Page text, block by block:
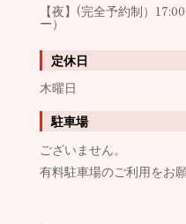
【夜】(完全予約制）
ー）
定休日
木曜日
駐車場
ございません。
有料駐車場のご利用をお